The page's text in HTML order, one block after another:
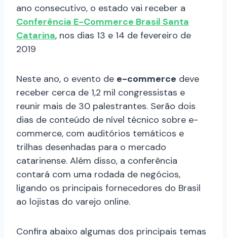
ano consecutivo, o estado vai receber a
Conferência E-Commerce Brasil Santa
Catarina, nos dias 13 e 14 de fevereiro de
2019
Neste ano, o evento de e-commerce deve
receber cerca de 1,2 mil congressistas e
reunir mais de 30 palestrantes. Serão dois
dias de conteúdo de nível técnico sobre e-
commerce, com auditórios temáticos e
trilhas desenhadas para o mercado
catarinense. Além disso, a conferência
contará com uma rodada de negócios,
ligando os principais fornecedores do Brasil
ao lojistas do varejo online.
Confira abaixo algumas dos principais temas